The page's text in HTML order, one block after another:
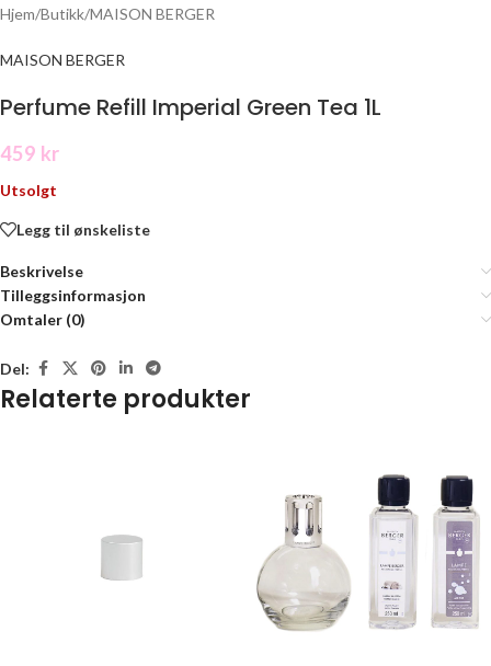
Hjem/Butikk/MAISON BERGER
MAISON BERGER
Perfume Refill Imperial Green Tea 1L
459 kr
Utsolgt
Legg til ønskeliste
Beskrivelse
Tilleggsinformasjon
Omtaler (0)
Del:
Relaterte produkter